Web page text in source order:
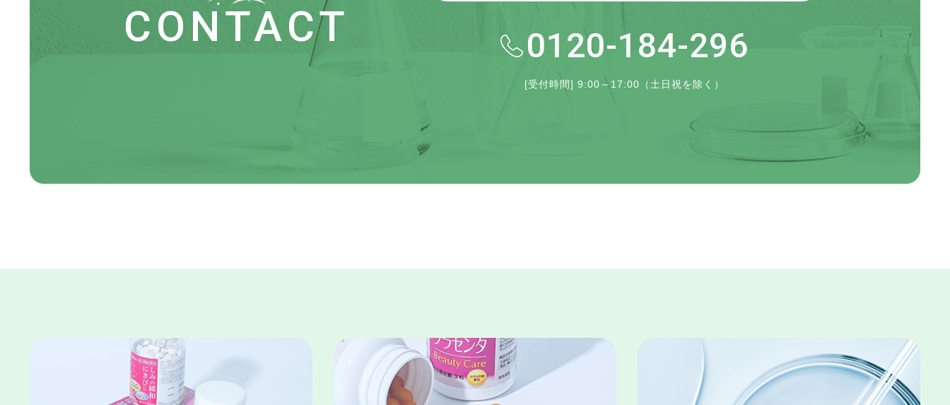
CONTACT 0120-184-296
[受付時間] 9:00～17:00（土日祝を除く）